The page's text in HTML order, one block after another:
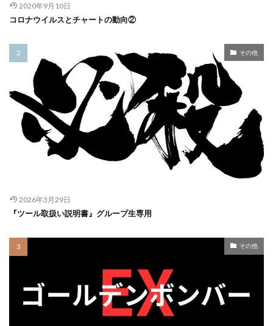
2020年9月10日
コロナウイルスとチャートの動向②
その他
2026年3月29日
『ツール取扱い説明書』グループ生専用
その他